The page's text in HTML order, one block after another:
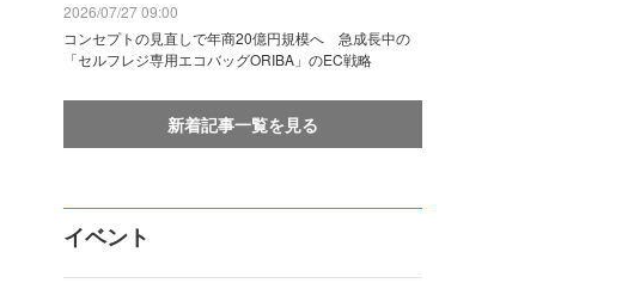
2026/07/27 09:00
コンセプトの見直しで年商20億円規模へ 急成長中の
「セルフレジ専用エコバッグORIBA」のEC戦略
新着記事一覧を見る
イベント